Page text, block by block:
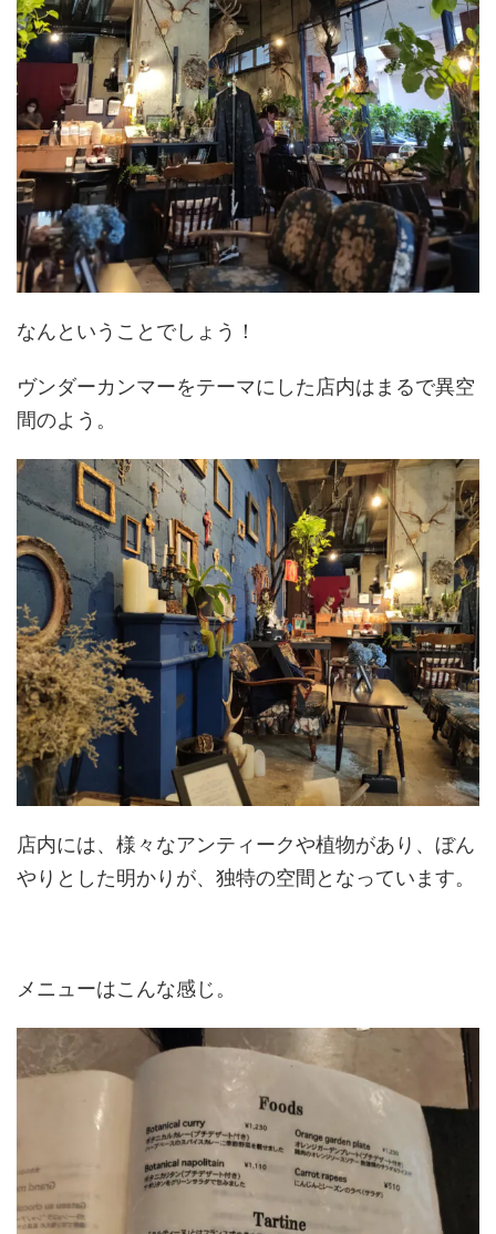
なんということでしょう！
ヴンダーカンマーをテーマにした店内はまるで異空
間のよう。
店内には、様々なアンティークや植物があり、ぼん
やりとした明かりが、独特の空間となっています。
メニューはこんな感じ。